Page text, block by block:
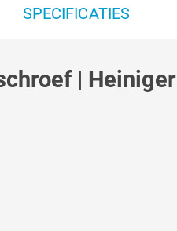
SPECIFICATIES
| Heiniger